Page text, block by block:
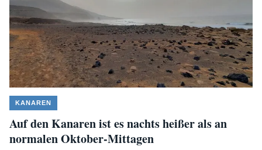
KANAREN
Auf den Kanaren ist es nachts heißer als an
normalen Oktober-Mittagen